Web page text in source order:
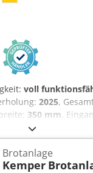
voll
2025,
350 mm,
Bandbreite 350 mm
An Nowa mit DGUV
& SAB
Brotanlage
Kemper